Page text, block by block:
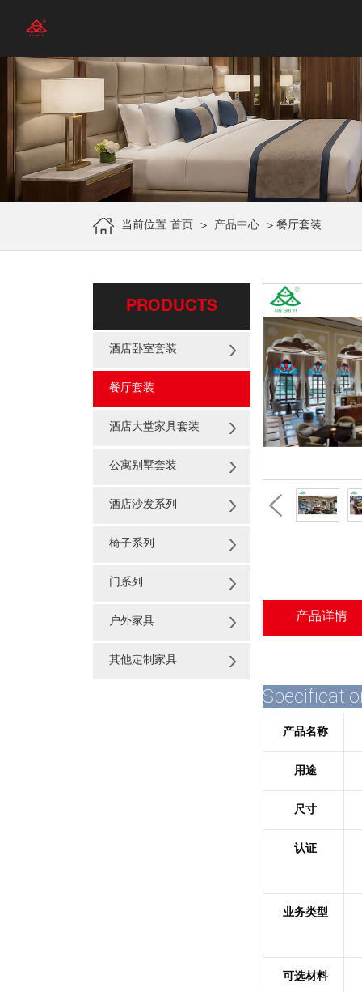
当前位置 首页 > 产品中心 > 餐厅套装
PRODUCTS
酒店卧室套装
餐厅套装
酒店大堂家具套装
公寓别墅套装
酒店沙发系列
椅子系列
门系列
户外家具
其他定制家具
产品详情
产品名称
用途
尺寸
认证
业务类型
可选材料